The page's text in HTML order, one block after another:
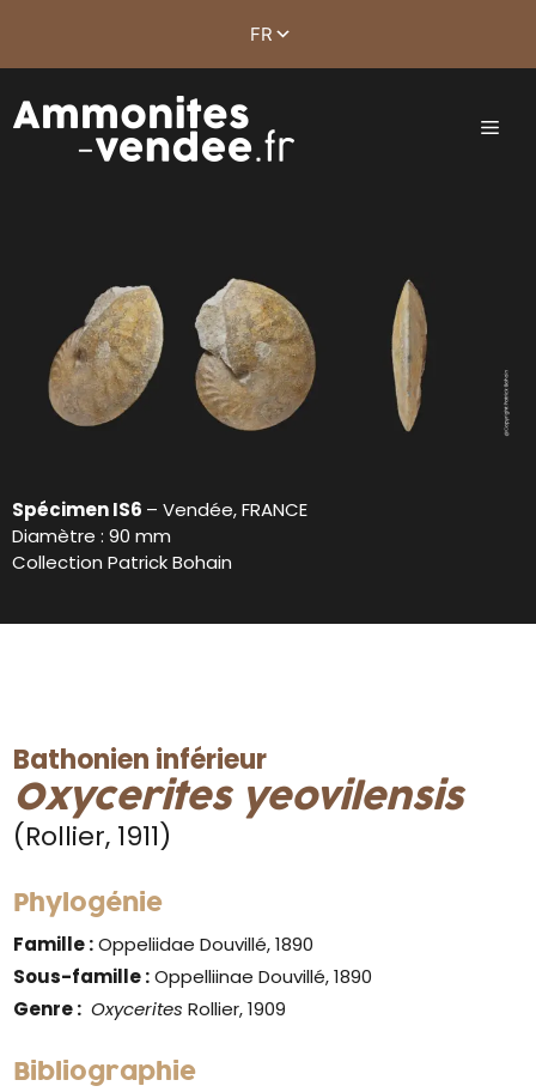
Spécimen IS6 – Vendée, FRANCE
Diamètre : 90 mm
Collection Patrick Bohain
Bathonien inférieur
Oxycerites yeovilensis
(Rollier, 1911)
Phylogénie
Famille :Oppeliidae Douvillé, 1890
Sous-famille :Oppelliinae Douvillé, 1890
Genre: Oxycerites Rollier, 1909
Bibliographie